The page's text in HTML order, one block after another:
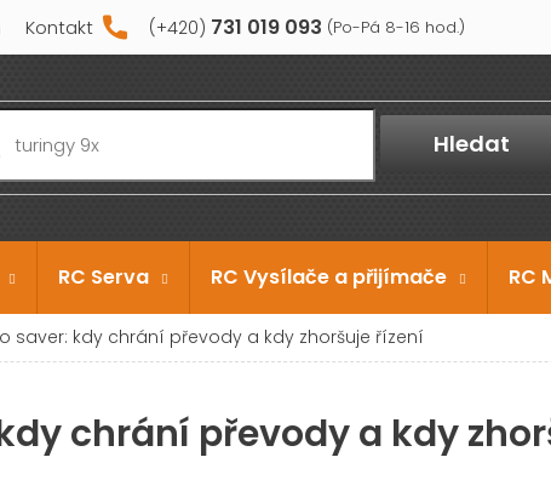
731 019 093
Kontakt
Hledat
RC Serva RC Vysílače a přijímače RC
saver: kdy chrání převody a kdy zhoršuje řízení
chrání převody a kdy